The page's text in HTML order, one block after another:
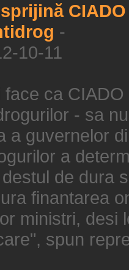
CIADO
-
10-11
face ca
- sa
a guvernelor
a
de dura
finantarea
ministri, desi
spun